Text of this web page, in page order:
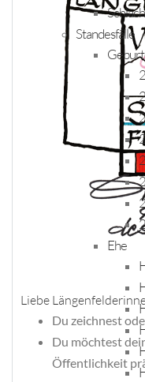
Standesfälle
Ehe
Liebe
Du zeichnest
Du möchtest
Öffentlichkeit